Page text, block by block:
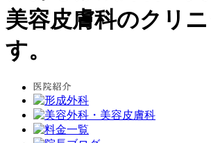
美容皮膚科のクリ
す。